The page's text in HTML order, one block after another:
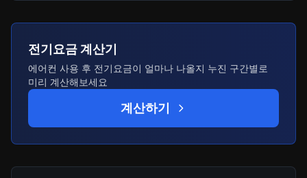
전기요금 계산기
에어컨 사용 후 전기요금이 얼마나 나올지 누진 구간별로
미리 계산해보세요
계산하기